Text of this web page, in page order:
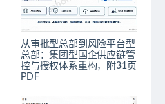
从审批型总部到风险平台型
总部：集团型国企供应链管
控与授权体系重构，附31页
PDF